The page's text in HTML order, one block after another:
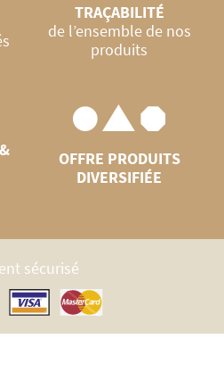
TRAÇABILITÉ
de l’ensemble de nos
produits
OFFRE PRODUITS
DIVERSIFIÉE
sécurisé